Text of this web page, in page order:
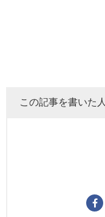
この記事を書いた人